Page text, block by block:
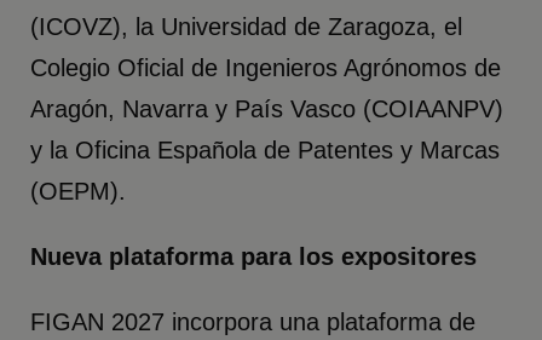
(ICOVZ), la Universidad de Zaragoza, el
Colegio Oficial de Ingenieros Agrónomos de
Aragón, Navarra y País Vasco (COIAANPV)
y la Oficina Española de Patentes y Marcas
(OEPM).
Nueva plataforma para los expositores
FIGAN 2027 incorpora una plataforma de